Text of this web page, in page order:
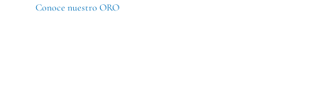
Conoce nuestro ORO